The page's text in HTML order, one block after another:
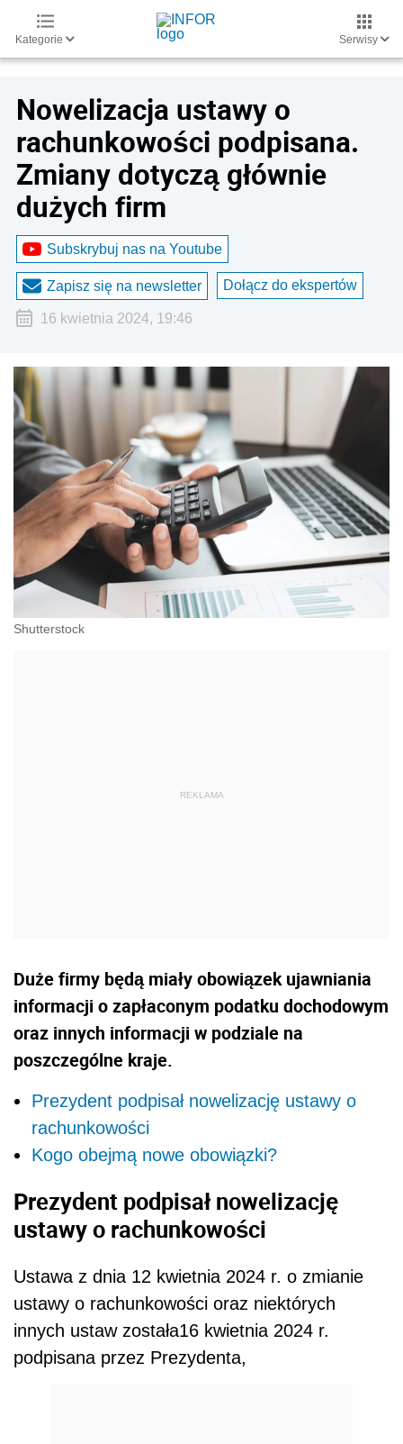
Kategorie Serwisy
Nowelizacja ustawy o
rachunkowości podpisana.
Zmiany dotyczą głównie
dużych firm
Subskrybuj nas na Youtube
Zapisz się na newsletter Dołącz do ekspertów
16 kwietnia 2024, 19:46
Shutterstock
Duże firmy będą miały obowiązek ujawniania
informacji o zapłaconym podatku dochodowym
oraz innych informacji w podziale na
poszczególne kraje.
Prezydent podpisał nowelizację ustawy o
rachunkowości
Kogo obejmą nowe obowiązki?
Prezydent podpisał nowelizację
ustawy o rachunkowości
Ustawa z dnia 12 kwietnia 2024 r. o zmianie
ustawy o rachunkowości oraz niektórych
innych ustaw została16 kwietnia 2024 r.
podpisana przez Prezydenta,